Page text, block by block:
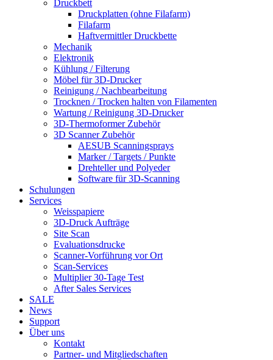
Druckbett
Druckplatten (ohne Filafarm)
Filafarm
Haftvermittler Druckbette
Mechanik
Elektronik
Kühlung / Filterung
Möbel für 3D-Drucker
Reinigung / Nachbearbeitung
Trocknen / Trocken halten von Filamenten
Wartung / Reinigung 3D-Drucker
3D-Thermoformer Zubehör
3D Scanner Zubehör
AESUB Scanningsprays
Marker / Targets / Punkte
Drehteller und Polyeder
Software für 3D-Scanning
Schulungen
Services
Weisspapiere
3D-Druck Aufträge
Site Scan
Evaluationsdrucke
Scanner-Vorführung vor Ort
Scan-Services
Multiplier 30-Tage Test
After Sales Services
SALE
News
Support
Über uns
Kontakt
Partner- und Mitgliedschaften